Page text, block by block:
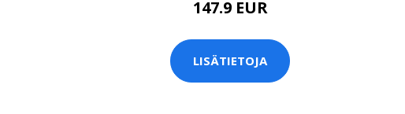
147.9 EUR
LISÄTIETOJA